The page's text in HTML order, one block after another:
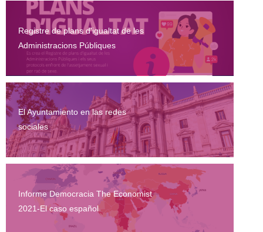
Registre de plans d'igualtat de les
Administracions Públiques
El Ayuntamiento en las redes
sociales
Informe Democracia The Economist
2021-El caso español